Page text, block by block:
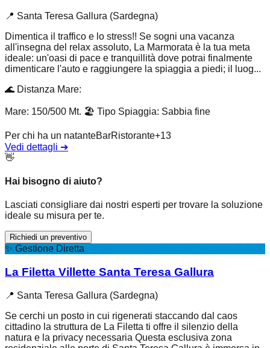
📍 Santa Teresa Gallura (Sardegna)
Dimentica il traffico e lo stress!! Se sogni una vacanza
all'insegna del relax assoluto, La Marmorata è la tua meta
ideale: un'oasi di pace e tranquillità dove potrai finalmente
dimenticare l'auto e raggiungere la spiaggia a piedi; il luog...
🌊 Distanza Mare:
Mare: 150/500 Mt. 🏖️ Tipo Spiaggia: Sabbia fine
Per chi ha un natanteBarRistorante+13
Vedi dettagli ➔
👋
Hai bisogno di aiuto?
Lasciati consigliare dai nostri esperti per trovare la soluzione
ideale su misura per te.
Richiedi un preventivo
✨ Gestione Diretta
La Filetta Villette Santa Teresa Gallura
📍 Santa Teresa Gallura (Sardegna)
Se cerchi un posto in cui rigenerati staccando dal caos
cittadino la struttura de La Filetta ti offre il silenzio della
natura e la privacy necessaria Questa esclusiva zona